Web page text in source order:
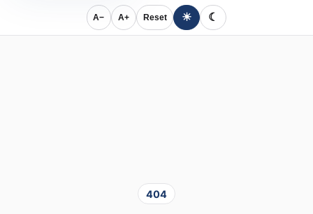
A− A+ Reset ☀ ☾
404